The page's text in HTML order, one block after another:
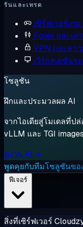
รันและเทรด
เซิร์ฟเวอร์เกม
Forex และเท
VPN และคว
เวิร์กสเตชันร
โซลูชัน
ฝึกและประมวลผล AI
จากไอเดียสู่โมเดลที่ป
vLLM และ TGI
ดูงาน AI →
พูดคุยกับทีมโซลูชันขอ
สิ่งที่เซิร์ฟเวอร์